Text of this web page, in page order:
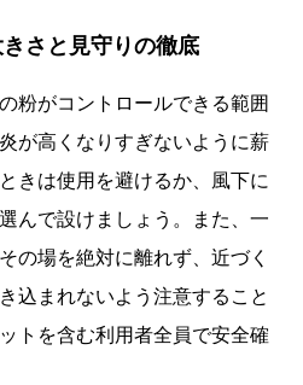
さと見守りの徹底
粉がコントロールできる範囲
が高くなりすぎないように薪
きは使用を避けるか、風下に
んで設けましょう。また、一
の場を絶対に離れず、近づく
込まれないよう注意すること
トを含む利用者全員で安全確